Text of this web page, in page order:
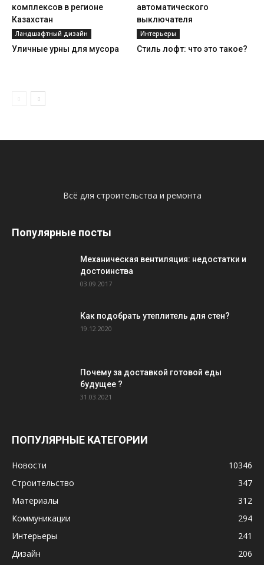
комплексов в регионе
Казахстан
автоматического
выключателя
Ландшафтный дизайн
Уличные урны для мусора
Интерьеры
Стиль лофт: что это такое?
Всё для строительства и ремонта
Популярные посты
Механическая вентиляция: недостатки и
достоинства
03.09.2017
Как подобрать утеплитель для стен?
19.12.2020
Почему за доставкой готовой еды
будущее ?
31.03.2021
ПОПУЛЯРНЫЕ КАТЕГОРИИ
Новости
10346
Строительство
347
Материалы
312
Коммуникации
294
Интерьеры
241
Дизайн
206